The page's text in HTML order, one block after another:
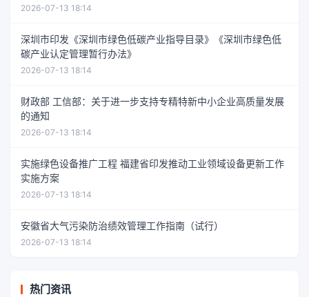
2026-07-13 18:14
深圳市印发《深圳市绿色低碳产业指导目录》《深圳市绿色低
碳产业认定管理暂行办法》
2026-07-13 18:14
财政部 工信部：关于进一步支持专精特新中小企业高质量发展
的通知
2026-07-13 18:14
实施绿色设备推广工程 福建省印发推动工业领域设备更新工作
实施方案
2026-07-13 18:14
安徽省大气污染防治绩效管理工作指南（试行）
2026-07-13 18:14
热门资讯